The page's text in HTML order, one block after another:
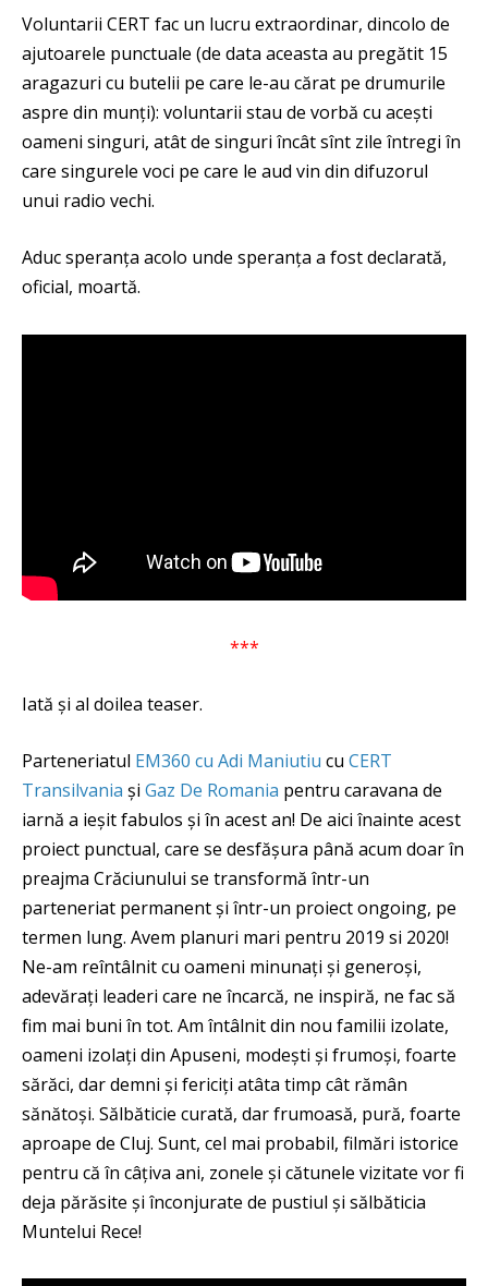
Voluntarii CERT fac un lucru extraordinar, dincolo de
ajutoarele punctuale (de data aceasta au pregătit 15
aragazuri cu butelii pe care le-au cărat pe drumurile
aspre din munți): voluntarii stau de vorbă cu acești
oameni singuri, atât de singuri încât sînt zile întregi în
care singurele voci pe care le aud vin din difuzorul
unui radio vechi.
Aduc speranța acolo unde speranța a fost declarată,
oficial, moartă.
***
Iată și al doilea teaser.
Parteneriatul EM360 cu Adi Maniutiu cu CERT
Transilvania și Gaz De Romania pentru caravana de
iarnă a ieșit fabulos și în acest an! De aici înainte acest
proiect punctual, care se desfășura până acum doar în
preajma Crăciunului se transformă într-un
parteneriat permanent și într-un proiect ongoing, pe
termen lung. Avem planuri mari pentru 2019 si 2020!
Ne-am reîntâlnit cu oameni minunați și generoși,
adevărați leaderi care ne încarcă, ne inspiră, ne fac să
fim mai buni în tot. Am întâlnit din nou familii izolate,
oameni izolați din Apuseni, modești și frumoși, foarte
sărăci, dar demni și fericiți atâta timp cât rămân
sănătoși. Sălbăticie curată, dar frumoasă, pură, foarte
aproape de Cluj. Sunt, cel mai probabil, filmări istorice
pentru că în câțiva ani, zonele și cătunele vizitate vor fi
deja părăsite și înconjurate de pustiul și sălbăticia
Muntelui Rece!